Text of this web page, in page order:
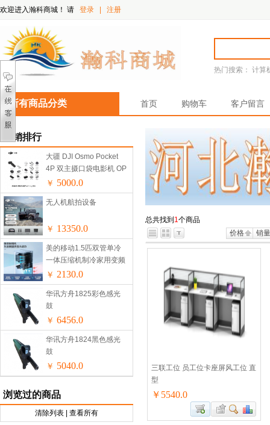
欢迎进入瀚科商城！ 请 登录 注册
热门搜索： 计算
所有商品分类 首页 购物车 客户留言
热销排行
大疆 DJI Osmo Pocket
4P 双主摄口袋电影机 OP
灵眸手持数码云台相机便
携美颜摄像 Vlog套装
￥ 5000.0
无人机航拍设备
￥ 13350.0
美的移动1.5匹双管单冷
一体压缩机制冷家用变频
无外机安装免安装
￥ 2130.0
华讯方舟1825彩色感光
鼓
￥ 6456.0
华讯方舟1824黑色感光
鼓
￥ 5040.0
浏览过的商品
清除列表 查看所有
总共找到 1个商品
价格
销量
三联工位 员工位卡座屏风工位 直
型
￥5540.0